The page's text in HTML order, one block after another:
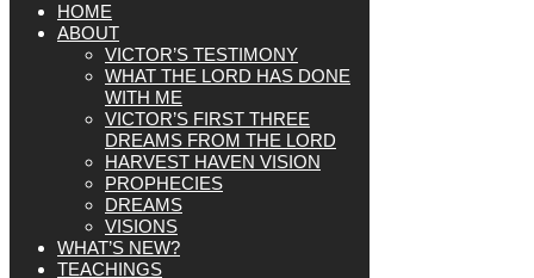
HOME
ABOUT
VICTOR’S TESTIMONY
WHAT THE LORD HAS DONE
WITH ME
VICTOR’S FIRST THREE
DREAMS FROM THE LORD
HARVEST HAVEN VISION
PROPHECIES
DREAMS
VISIONS
WHAT’S NEW?
TEACHINGS